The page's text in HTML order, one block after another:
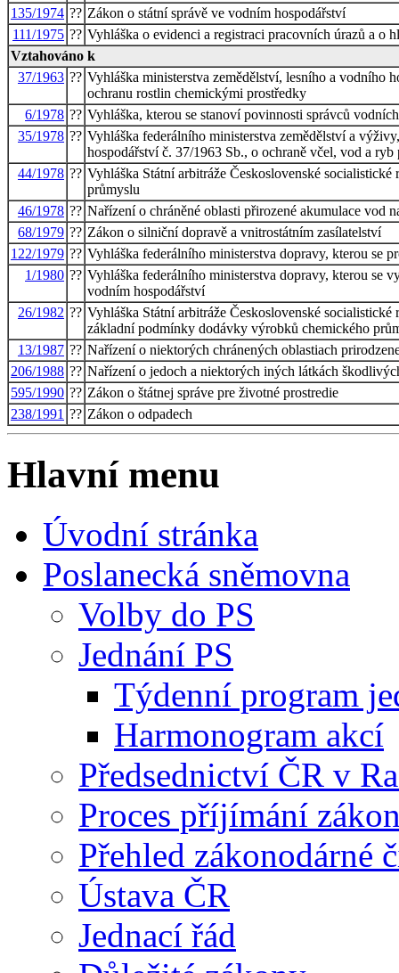
135/1974 ?? Zákon o státní správě ve vodním hospodářství
111/1975 ?? Vyhláška o evidenci a registraci pracovních úrazů a o
Vztahováno k
37/1963 ?? Vyhláška ministerstva zemědělství, lesního a vodního
ochranu rostlin chemickými prostředky
6/1978 ?? Vyhláška, kterou se stanoví povinnosti správců
35/1978 ?? Vyhláška federálního ministerstva zemědělství a
hospodářství č. 37/1963 Sb., o ochraně včel, vod a
44/1978 ?? Vyhláška Státní arbitráže Československé
průmyslu
46/1978 ?? Nařízení o chráněné oblasti přirozené akumulace vod
68/1979 ?? Zákon o silniční dopravě a vnitrostátním zasílatelství
122/1979 ?? Vyhláška federálního ministerstva dopravy, kterou se
1/1980 ?? Vyhláška federálního ministerstva dopravy, kterou se
vodním hospodářství
26/1982 ?? Vyhláška Státní arbitráže Československé
základní podmínky dodávky výrobků chemického
13/1987 ?? Nařízení o niektorých chránených oblastiach
206/1988 ?? Nařízení o jedoch a niektorých iných látkách
595/1990 ?? Zákon o štátnej správe pre životné prostredie
238/1991 ?? Zákon o odpadech
Hlavní menu
Úvodní stránka
Poslanecká sněmovna
Volby do PS
Jednání PS
Týdenní program
Harmonogram akcí
Předsednictví ČR v
Proces příjímání
Přehled zákonodárné
Ústava ČR
Jednací řád